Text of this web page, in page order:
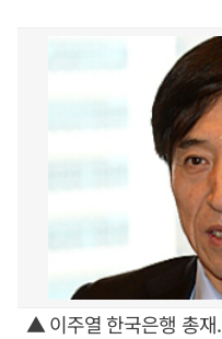
▲ 이주열 한국은행 총재.